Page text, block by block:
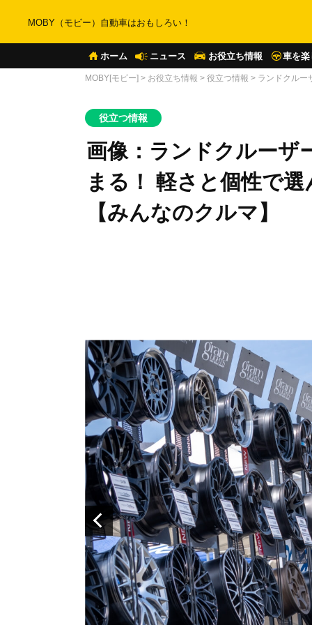
MOBY（モビー）自動車はおもしろい！
ホーム ニュース お役立ち情報 車を楽
MOBY[モビー] > お役立ち情報 > 役立つ情報 > ランドクルー
役立つ情報
画像：ランドクルーザ
まる！ 軽さと個性で
【みんなのクルマ】